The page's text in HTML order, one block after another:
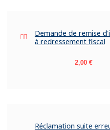
Demande de remise
à redressement fiscal
Prix
2,00 €
Réclamation suite